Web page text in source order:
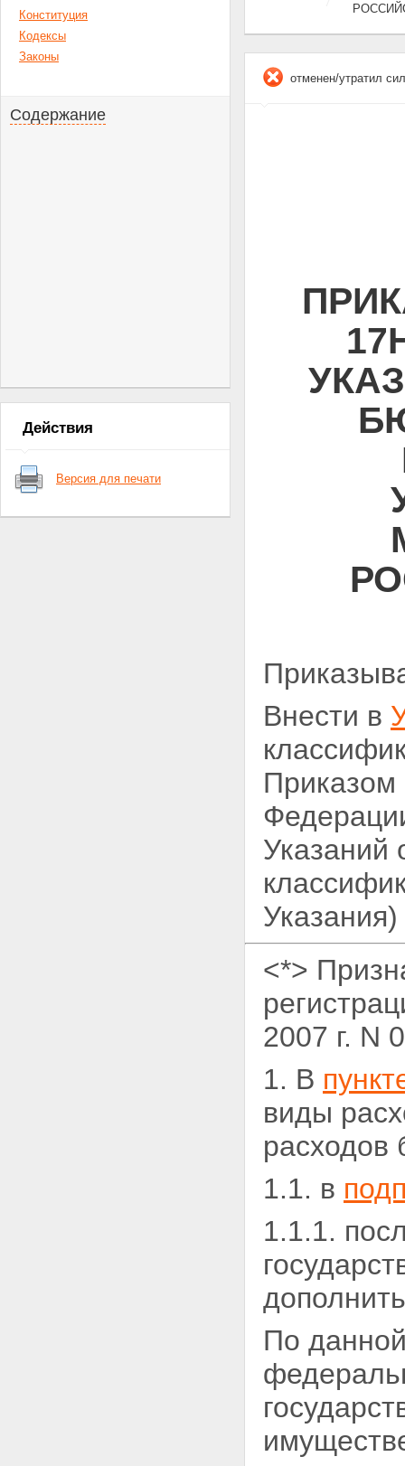
Конституция
Кодексы
Законы
Содержание
Действия
Версия для печати
отменен/утратил
Внести в
Указаний
<*>
2007 г. N
1. В
виды
расходов
1.1. в
1.1.1.
По